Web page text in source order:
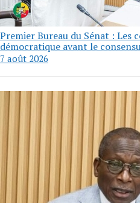
Premier Bureau du Sénat : Les
démocratique avant le
7 août 2026